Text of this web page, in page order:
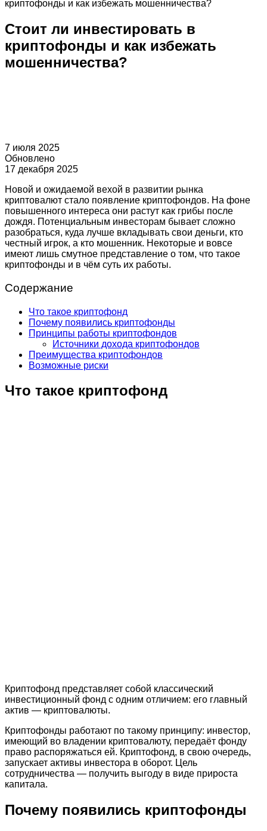
криптофонды и как избежать мошенничества?
Стоит ли инвестировать в
криптофонды и как избежать
мошенничества?
7 июля 2025
Обновлено
17 декабря 2025
Новой и ожидаемой вехой в развитии рынка
криптовалют стало появление криптофондов. На фоне
повышенного интереса они растут как грибы после
дождя. Потенциальным инвесторам бывает сложно
разобраться, куда лучше вкладывать свои деньги, кто
честный игрок, а кто мошенник. Некоторые и вовсе
имеют лишь смутное представление о том, что такое
криптофонды и в чём суть их работы.
Содержание
Что такое криптофонд
Почему появились криптофонды
Принципы работы криптофондов
Источники дохода криптофондов
Преимущества криптофондов
Возможные риски
Что такое криптофонд
Криптофонд представляет собой классический
инвестиционный фонд с одним отличием: его главный
актив — криптовалюты.
Криптофонды работают по такому принципу: инвестор,
имеющий во владении криптовалюту, передаёт фонду
право распоряжаться ей. Криптофонд, в свою очередь,
запускает активы инвестора в оборот. Цель
сотрудничества — получить выгоду в виде прироста
капитала.
Почему появились криптофонды